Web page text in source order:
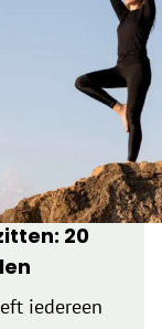
20
iedereen